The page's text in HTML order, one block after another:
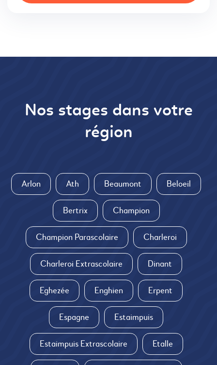
Nos stages dans votre
région
Arlon Ath Beaumont Beloeil
Bertrix Champion
Champion Parascolaire Charleroi
Charleroi Extrascolaire Dinant
Eghezée Enghien Erpent
Espagne Estaimpuis
Estaimpuis Extrascolaire Etalle